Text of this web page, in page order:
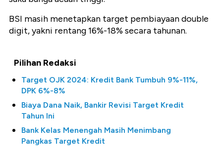
BSI masih menetapkan target pembiayaan double
digit, yakni rentang 16%-18% secara tahunan.
Pilihan Redaksi
Target OJK 2024: Kredit Bank Tumbuh 9%-11%,
DPK 6%-8%
Biaya Dana Naik, Bankir Revisi Target Kredit
Tahun Ini
Bank Kelas Menengah Masih Menimbang
Pangkas Target Kredit